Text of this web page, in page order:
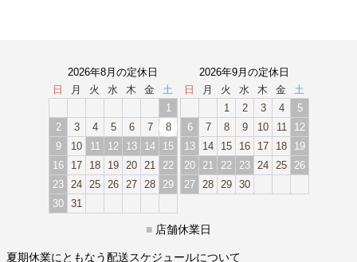
2026年8月の定休日
日
月 火 水 木 金
土
1
2
3 4 5 6 7
8
9
10 11 12 13 14
15
16
17 18 19 20 21
22
23 24 25 26 27 28
29
30 31
2026年9月の定休日
日
月 火 水 木 金
土
1
2 3 4
5
6
7 8 9 10 11
12
13
14 15 16 17 18
19
20
21 22 23 24 25
26
27 28 29 30
■ 店舗休業日
夏期休業にともなう配送スケジュールについて